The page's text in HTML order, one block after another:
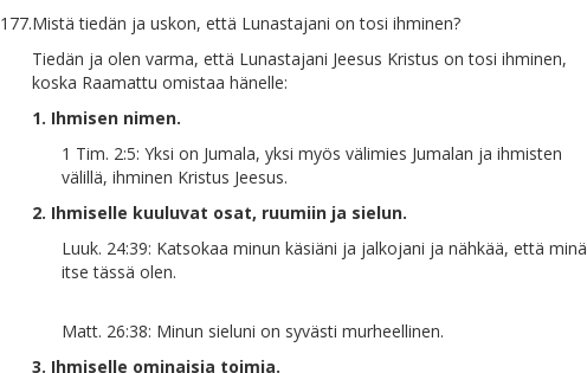
177.Mistä tiedän ja uskon, että Lunastajani on tosi ihminen?
Tiedän ja olen varma, että Lunastajani Jeesus Kristus on tosi ihminen,
koska Raamattu omistaa hänelle:
1. Ihmisen nimen.
1 Tim. 2:5: Yksi on Jumala, yksi myös välimies Jumalan ja ihmisten
välillä, ihminen Kristus Jeesus.
2. Ihmiselle kuuluvat osat, ruumiin ja sielun.
Luuk. 24:39: Katsokaa minun käsiäni ja jalkojani ja nähkää, että minä
itse tässä olen.
Matt. 26:38: Minun sieluni on syvästi murheellinen.
3. Ihmiselle ominaisia toimia.